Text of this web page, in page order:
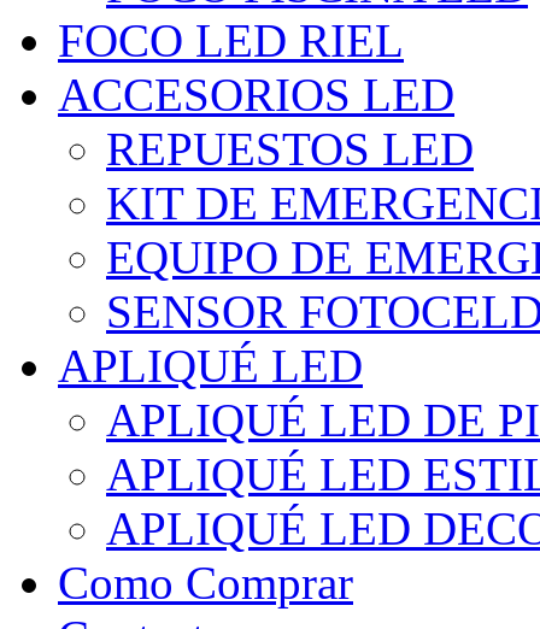
FOCO LED RIEL
ACCESORIOS LED
REPUESTOS LED
KIT DE
EQUIPO DE
SENSOR
APLIQUÉ LED
APLIQUÉ LED DE
APLIQUÉ LED
APLIQUÉ LED
Como Comprar